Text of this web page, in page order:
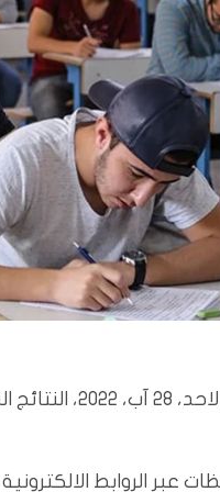
بغداد/المسلة:
عبر الروابط الالكترونية